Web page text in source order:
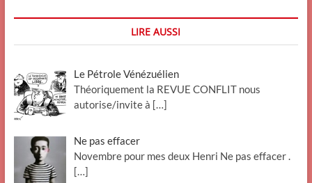
LIRE AUSSI
Le Pétrole Vénézuélien
Théoriquement la REVUE CONFLIT nous
autorise/invite à […]
Ne pas effacer
Novembre pour mes deux Henri Ne pas effacer .
[…]